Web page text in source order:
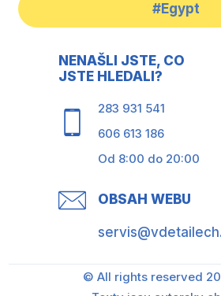
#Egypt
NENAŠLI JSTE, CO
JSTE HLEDALI?
283 931 541
606 613 186
Od 8:00 do 20:00
OBSAH WEBU
© All rights reserved